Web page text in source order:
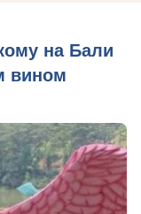
на Бали
вином